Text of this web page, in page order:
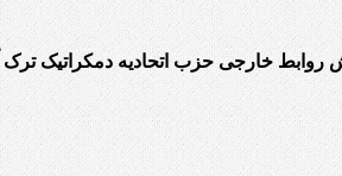
روابط خارجی حزب اتحادیه دمکراتیک ترک